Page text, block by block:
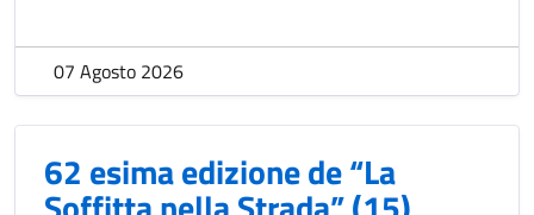
07 Agosto 2026
62 esima edizione de “La